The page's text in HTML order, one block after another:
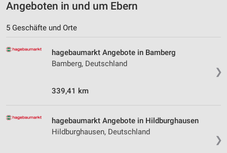
Angeboten in und um Ebern
5 Geschäfte und Orte
❯
hagebaumarkt Angebote in Bamberg
Bamberg, Deutschland
339,41 km
❯
hagebaumarkt Angebote in Hildburghausen
Hildburghausen, Deutschland